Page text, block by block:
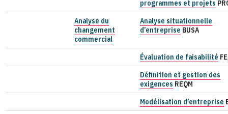
programmes et projets
Analyse du
changement
commercial
Analyse situationnelle
d’entreprise BUSA
Évaluation de faisabilité
Définition et gestion des
exigences REQM
Modélisation d’entreprise